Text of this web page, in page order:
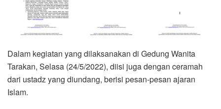
Dalam kegiatan yang dilaksanakan di Gedung Wanita
Tarakan, Selasa (24/5/2022), diisi juga dengan ceramah
dari ustadz yang diundang, berisi pesan-pesan ajaran
Islam.